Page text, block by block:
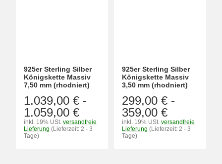
925er Sterling Silber
Königskette Massiv
7,50 mm (rhodniert)
1.039,00 € -
1.059,00 €
inkl. 19% USt. versandfreie
Lieferung (Lieferzeit: 2 - 3
Tage)
925er Sterling Silber
Königskette Massiv
3,50 mm (rhodniert)
299,00 € -
359,00 €
inkl. 19% USt. versandfreie
Lieferung (Lieferzeit: 2 - 3
Tage)